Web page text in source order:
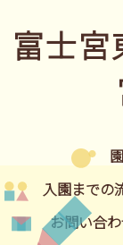
富士宮
入園までの
お問い合